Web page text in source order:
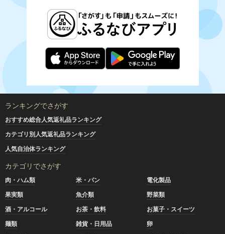
ランキングでさがす
おすすめ総合人気返礼品ランキング
カテゴリ別人気返礼品ランキング
人気自治体ランキング
カテゴリでさがす
肉・ハム類 米・パン
電化製品
果実類
魚介類
野菜類
酒・アルコール
お茶・飲料
お菓子・スイーツ
麺類
雑貨・日用品
卵